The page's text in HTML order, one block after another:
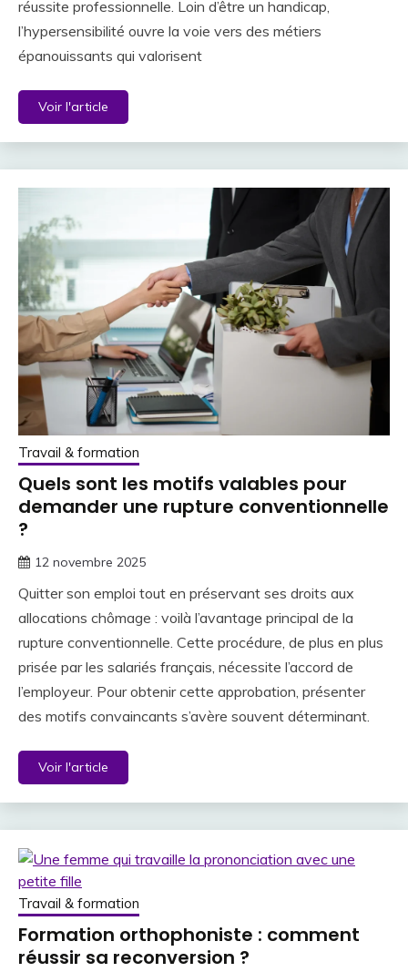
réussite professionnelle. Loin d’être un handicap,
l’hypersensibilité ouvre la voie vers des métiers
épanouissants qui valorisent
Voir l'article
Travail & formation
Quels sont les motifs valables pour
demander une rupture conventionnelle
?
12 novembre 2025
Quitter son emploi tout en préservant ses droits aux
allocations chômage : voilà l’avantage principal de la
rupture conventionnelle. Cette procédure, de plus en plus
prisée par les salariés français, nécessite l’accord de
l’employeur. Pour obtenir cette approbation, présenter
des motifs convaincants s’avère souvent déterminant.
Voir l'article
Travail & formation
Formation orthophoniste : comment
réussir sa reconversion ?